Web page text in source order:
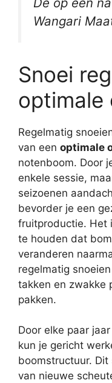
Wangari
Snoei
optimale
Regelmatig
van een optimale
notenboom. Door
enkele sessie,
seizoenen
bevorder je een
fruitproductie. Het
te houden dat
veranderen
regelmatig
takken en zwakke
pakken.
Door elke paar
kun je gericht
boomstructuur.
van nieuwe